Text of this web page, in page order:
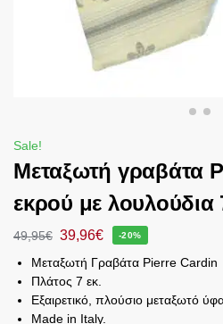
Sale!
Μεταξωτή γραβάτα
εκρού με λουλούδια
49,95€ 39,96€ -20%
Μεταξωτή Γραβάτα Pierre Cardin
Πλάτος 7 εκ.
Εξαιρετικό, πλούσιο μεταξωτό
Made in Italy.